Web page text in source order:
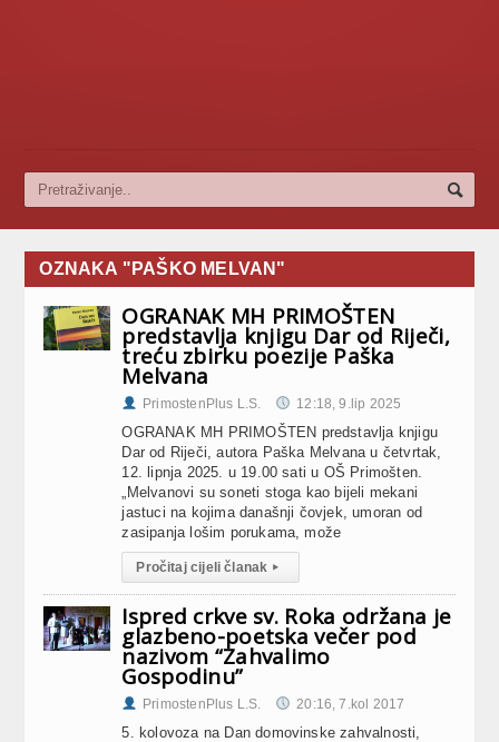
OZNAKA "PAŠKO MELVAN"
OGRANAK MH PRIMOŠTEN
predstavlja knjigu Dar od Riječi,
treću zbirku poezije Paška
Melvana
PrimostenPlus L.S. 12:18, 9.lip 2025
OGRANAK MH PRIMOŠTEN predstavlja knjigu
Dar od Riječi, autora Paška Melvana u četvrtak,
12. lipnja 2025. u 19.00 sati u OŠ Primošten.
„Melvanovi su soneti stoga kao bijeli mekani
jastuci na kojima današnji čovjek, umoran od
zasipanja lošim porukama, može
Pročitaj cijeli članak ▸
Ispred crkve sv. Roka održana je
glazbeno-poetska večer pod
nazivom “Zahvalimo
Gospodinu”
PrimostenPlus L.S. 20:16, 7.kol 2017
5. kolovoza na Dan domovinske zahvalnosti,